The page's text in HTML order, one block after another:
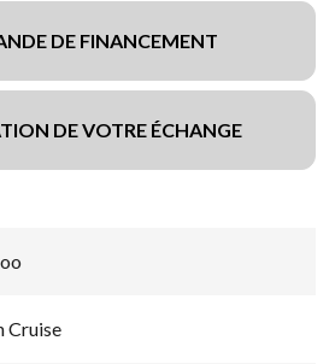
DE FINANCEMENT
DE VOTRE ÉCHANGE
Cruise